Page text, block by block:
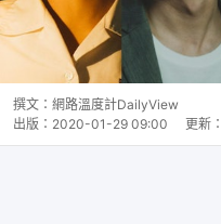
撰文： 網路溫度計DailyView
出版： 2020-01-29 09:00 更新：